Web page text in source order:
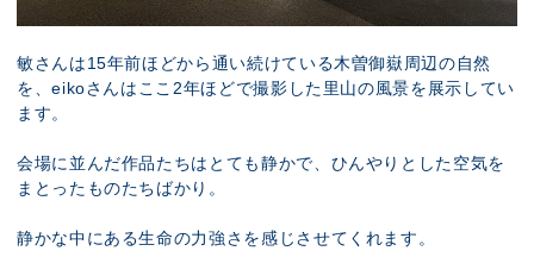
敏さんは15年前ほどから通い続けている木曽御嶽周辺の自然
を、eikoさんはここ2年ほどで撮影した里山の風景を展示してい
ます。
会場に並んだ作品たちはとても静かで、ひんやりとした空気を
まとったものたちばかり。
静かな中にある生命の力強さを感じさせてくれます。